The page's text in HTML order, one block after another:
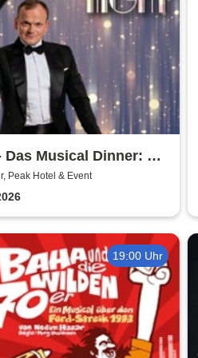
Das Musical Dinner: A
Night
Peak Hotel & Event
19:00 Uhr